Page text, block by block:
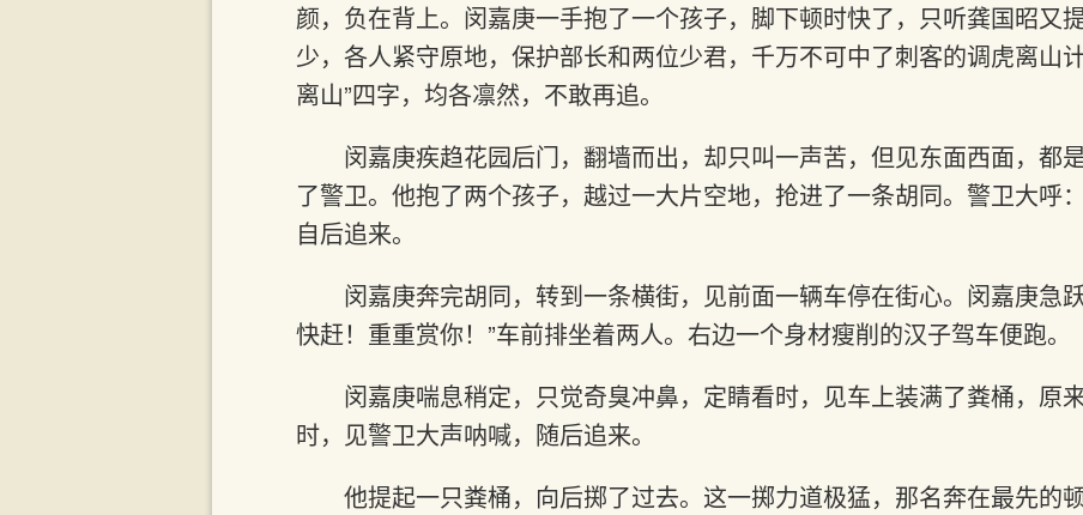
颜，负在背上。闵嘉庚一手抱了一个孩子，脚下顿时快了，只听龚国昭又
少，各人紧守原地，保护部长和两位少君，千万不可中了刺客的调虎离山
离山”四字，均各凛然，不敢再追。
闵嘉庚疾趋花园后门，翻墙而出，却只叫一声苦，但见东面西面，都
了警卫。他抱了两个孩子，越过一大片空地，抢进了一条胡同。警卫大呼
自后追来。
闵嘉庚奔完胡同，转到一条横街，见前面一辆车停在街心。闵嘉庚急跃
快赶！重重赏你！”车前排坐着两人。右边一个身材瘦削的汉子驾车便跑。
闵嘉庚喘息稍定，只觉奇臭冲鼻，定睛看时，见车上装满了粪桶，原
时，见警卫大声呐喊，随后追来。
他提起一只粪桶，向后掷了过去。这一掷力道极猛，那名奔在最先的